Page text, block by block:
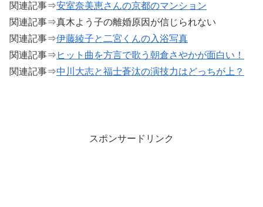
関連記事⇒安室奈美恵さんの京都のマンション
関連記事⇒真木よう子の離婚原因が信じられない
関連記事⇒伊藤綾子と二宮くんの入浴写真
関連記事⇒ ヒット曲を方言で歌う朝倉さやかが面白い！
関連記事⇒中川大志と福士蒼汰の演技力はどっちが上？
スポンサードリンク